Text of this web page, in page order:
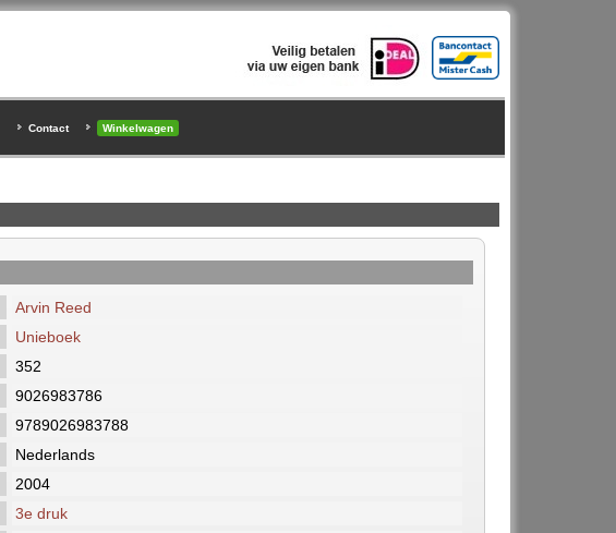
Contact Winkelwagen
Arvin Reed
Unieboek
352
9026983786
9789026983788
Nederlands
2004
3e druk